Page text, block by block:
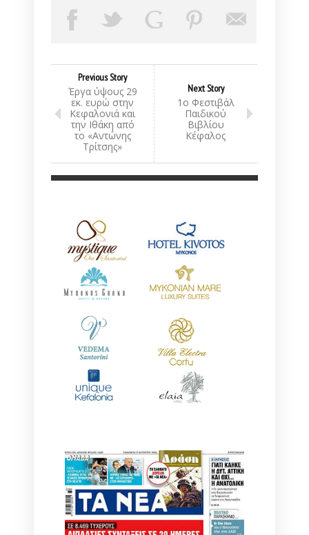
Previous Story
Έργα ύψους 29
εκ. ευρώ στην
Κεφαλονιά και
την Ιθάκη από
το «Αντώνης
Τρίτσης»
Next Story
1ο Φεστιβάλ
Παιδικού
Βιβλίου
Κέφαλος